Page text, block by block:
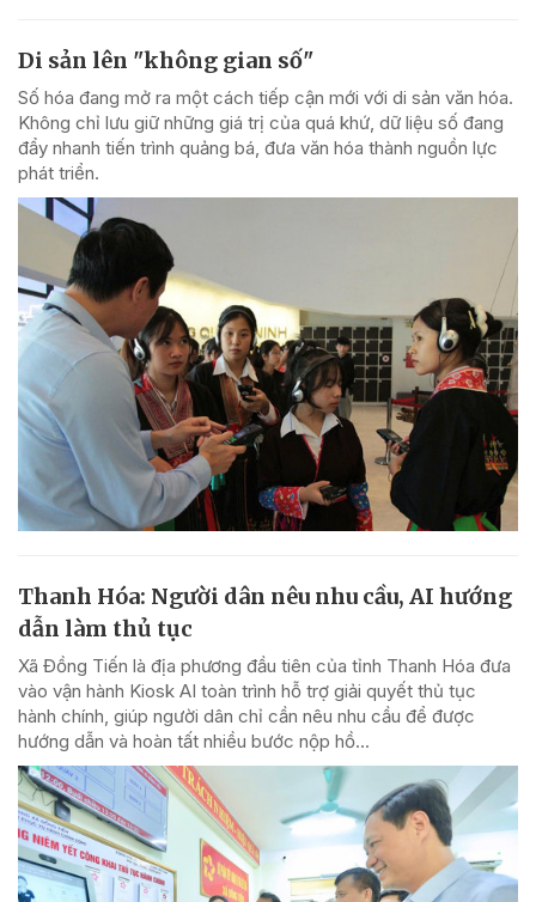
Di sản lên "không gian số"
Số hóa đang mở ra một cách tiếp cận mới với di sản văn hóa.
Không chỉ lưu giữ những giá trị của quá khứ, dữ liệu số đang
đẩy nhanh tiến trình quảng bá, đưa văn hóa thành nguồn lực
phát triển.
Thanh Hóa: Người dân nêu nhu cầu, AI hướng
dẫn làm thủ tục
Xã Đồng Tiến là địa phương đầu tiên của tỉnh Thanh Hóa đưa
vào vận hành Kiosk AI toàn trình hỗ trợ giải quyết thủ tục
hành chính, giúp người dân chỉ cần nêu nhu cầu để được
hướng dẫn và hoàn tất nhiều bước nộp hồ...